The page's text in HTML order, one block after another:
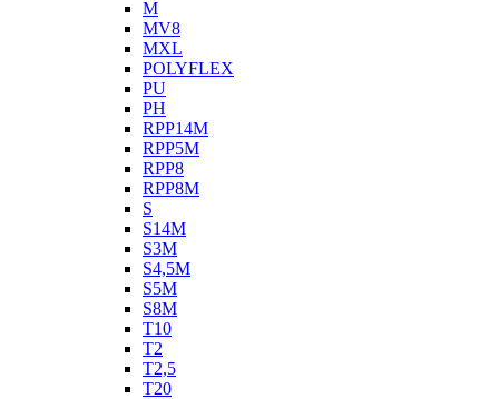
M
MV8
MXL
POLYFLEX
PU
PH
RPP14M
RPP5M
RPP8
RPP8M
S
S14M
S3M
S4,5M
S5M
S8M
T10
T2
T2,5
T20